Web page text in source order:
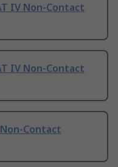
IV Non-Contact
IV Non-Contact
Non-Contact